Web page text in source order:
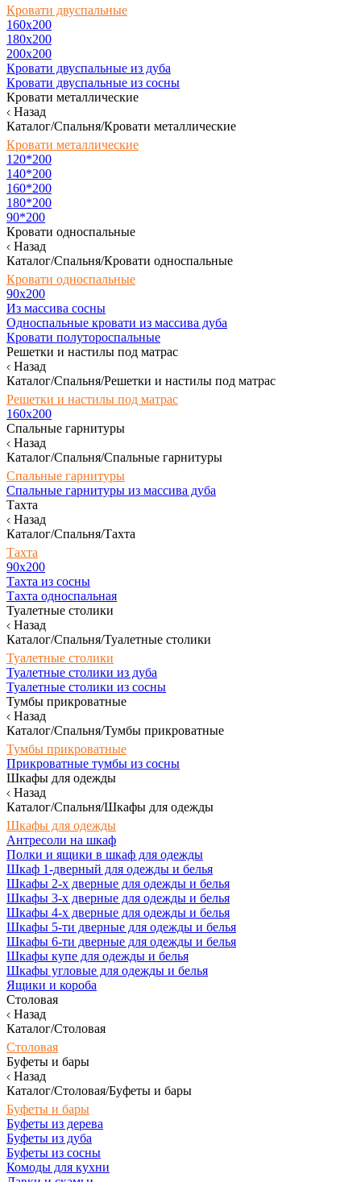
Кровати двуспальные
160х200
180x200
200x200
Кровати двуспальные из дуба
Кровати двуспальные из сосны
Кровати металлические
Назад
Каталог/Спальня/Кровати металлические
Кровати металлические
120*200
140*200
160*200
180*200
90*200
Кровати односпальные
Назад
Каталог/Спальня/Кровати односпальные
Кровати односпальные
90х200
Из массива сосны
Односпальные кровати из массива дуба
Кровати полутороспальные
Решетки и настилы под матрас
Назад
Каталог/Спальня/Решетки и настилы под матрас
Решетки и настилы под матрас
160х200
Спальные гарнитуры
Назад
Каталог/Спальня/Спальные гарнитуры
Спальные гарнитуры
Спальные гарнитуры из массива дуба
Тахта
Назад
Каталог/Спальня/Тахта
Тахта
90х200
Тахта из сосны
Тахта односпальная
Туалетные столики
Назад
Каталог/Спальня/Туалетные столики
Туалетные столики
Туалетные столики из дуба
Туалетные столики из сосны
Тумбы прикроватные
Назад
Каталог/Спальня/Тумбы прикроватные
Тумбы прикроватные
Прикроватные тумбы из сосны
Шкафы для одежды
Назад
Каталог/Спальня/Шкафы для одежды
Шкафы для одежды
Антресоли на шкаф
Полки и ящики в шкаф для одежды
Шкаф 1-дверный для одежды и белья
Шкафы 2-х дверные для одежды и белья
Шкафы 3-х дверные для одежды и белья
Шкафы 4-х дверные для одежды и белья
Шкафы 5-ти дверные для одежды и белья
Шкафы 6-ти дверные для одежды и белья
Шкафы купе для одежды и белья
Шкафы угловые для одежды и белья
Ящики и короба
Столовая
Назад
Каталог/Столовая
Столовая
Буфеты и бары
Назад
Каталог/Столовая/Буфеты и бары
Буфеты и бары
Буфеты из дерева
Буфеты из дуба
Буфеты из сосны
Комоды для кухни